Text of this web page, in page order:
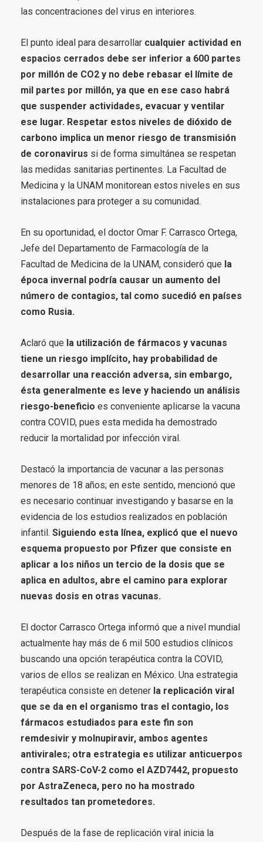
las concentraciones del virus en interiores.
El punto ideal para desarrollar cualquier actividad en
espacios cerrados debe ser inferior a 600 partes
por millón de CO2 y no debe rebasar el límite de
mil partes por millón, ya que en ese caso habrá
que suspender actividades, evacuar y ventilar
ese lugar. Respetar estos niveles de dióxido de
carbono implica un menor riesgo de transmisión
de coronavirus si de forma simultánea se respetan
las medidas sanitarias pertinentes. La Facultad de
Medicina y la UNAM monitorean estos niveles en sus
instalaciones para proteger a su comunidad.
En su oportunidad, el doctor Omar F. Carrasco Ortega,
Jefe del Departamento de Farmacología de la
Facultad de Medicina de la UNAM, consideró que la
época invernal podría causar un aumento del
número de contagios, tal como sucedió en países
como Rusia.
Aclaró que la utilización de fármacos y vacunas
tiene un riesgo implícito, hay probabilidad de
desarrollar una reacción adversa, sin embargo,
ésta generalmente es leve y haciendo un análisis
riesgo-beneficio es conveniente aplicarse la vacuna
contra COVID, pues esta medida ha demostrado
reducir la mortalidad por infección viral.
Destacó la importancia de vacunar a las personas
menores de 18 años; en este sentido, mencionó que
es necesario continuar investigando y basarse en la
evidencia de los estudios realizados en población
infantil. Siguiendo esta línea, explicó que el nuevo
esquema propuesto por Pfizer que consiste en
aplicar a los niños un tercio de la dosis que se
aplica en adultos, abre el camino para explorar
nuevas dosis en otras vacunas.
El doctor Carrasco Ortega informó que a nivel mundial
actualmente hay más de 6 mil 500 estudios clínicos
buscando una opción terapéutica contra la COVID,
varios de ellos se realizan en México. Una estrategia
terapéutica consiste en detener la replicación viral
que se da en el organismo tras el contagio, los
fármacos estudiados para este fin son
remdesivir y molnupiravir, ambos agentes
antivirales; otra estrategia es utilizar anticuerpos
contra SARS-CoV-2 como el AZD7442, propuesto
por AstraZeneca, pero no ha mostrado
resultados tan prometedores.
Después de la fase de replicación viral inicia la